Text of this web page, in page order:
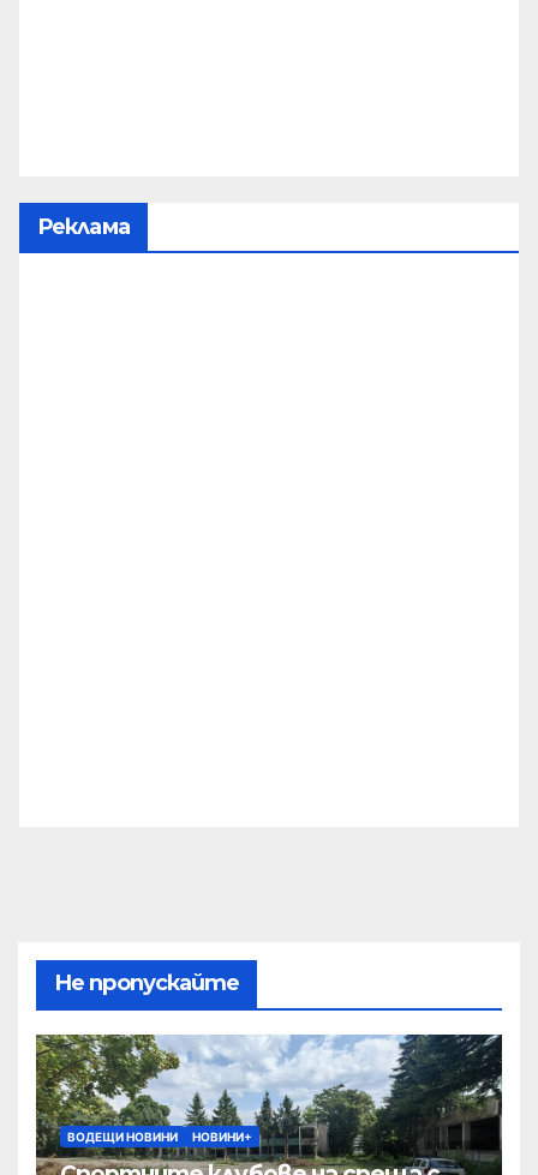
Реклама
Не пропускайте
ВОДЕЩИ НОВИНИ НОВИНИ+